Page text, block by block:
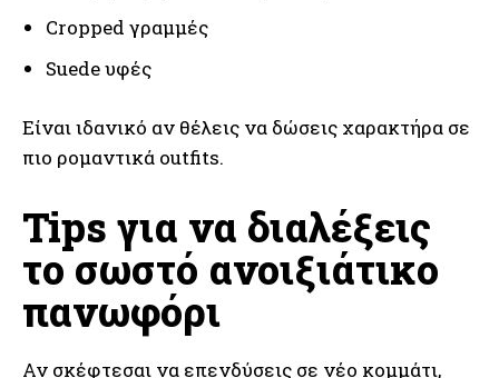
Cropped γραμμές
Suede υφές
Είναι ιδανικό αν θέλεις να δώσεις χαρακτήρα σε
πιο ρομαντικά outfits.
Tips για να διαλέξεις
το σωστό ανοιξιάτικο
πανωφόρι
Αν σκέφτεσαι να επενδύσεις σε νέο κομμάτι,